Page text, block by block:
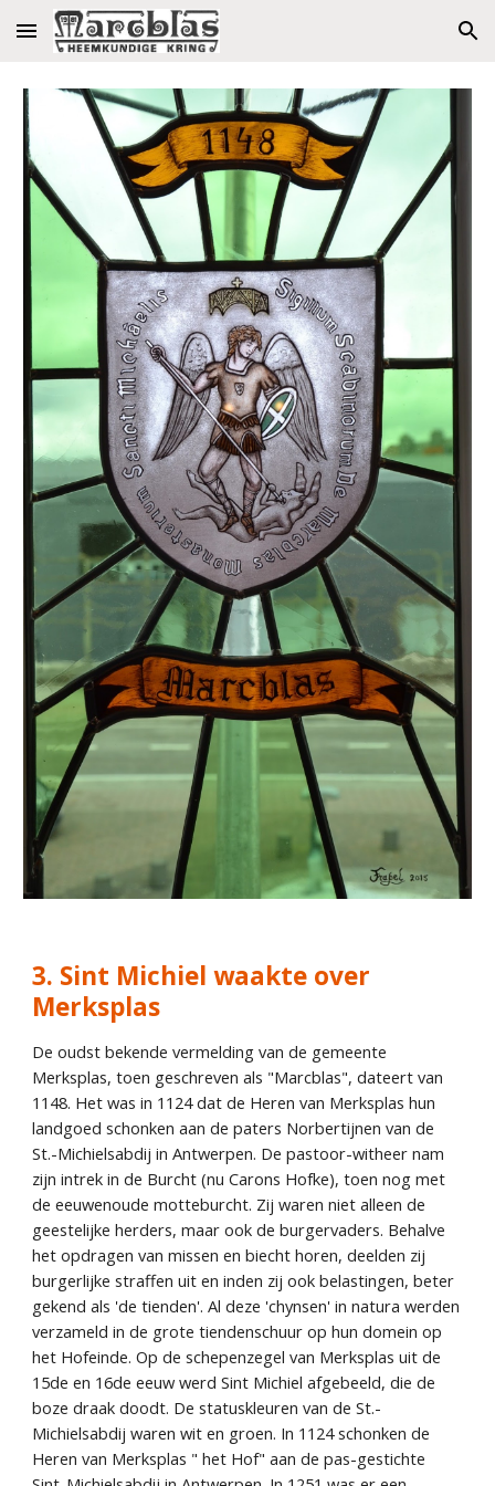
Skip to main content Skip to navigation
3. Sint Michiel waakte over
Merksplas
De oudst bekende vermelding van de gemeente
Merksplas, toen geschreven als "Marcblas", dateert van
1148. Het was in 1124 dat de Heren van Merksplas hun
landgoed schonken aan de paters Norbertijnen van de
St.-Michielsabdij in Antwerpen. De pastoor-witheer nam
zijn intrek in de Burcht (nu Carons Hofke), toen nog met
de eeuwenoude motteburcht. Zij waren niet alleen de
geestelijke herders, maar ook de burgervaders. Behalve
het opdragen van missen en biecht horen, deelden zij
burgerlijke straffen uit en inden zij ook belastingen, beter
gekend als 'de tienden'. Al deze 'chynsen' in natura werden
verzameld in de grote tiendenschuur op hun domein op
het Hofeinde. Op de schepenzegel van Merksplas uit de
15de en 16de eeuw werd Sint Michiel afgebeeld, die de
boze draak doodt. De statuskleuren van de St.-
Michielsabdij waren wit en groen. In 1124 schonken de
Heren van Merksplas " het Hof" aan de pas-gestichte